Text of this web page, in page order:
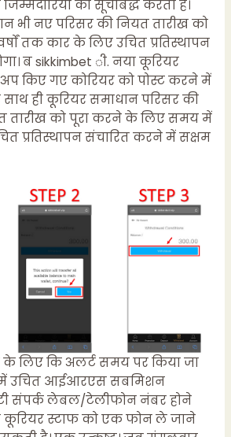
को सूचीबद्ध करता है।
भी नए परिसर की नियत तारीख को
तक कार के लिए उचित प्रतिस्थापन
बsikkimbet ी. नया कूरियर
किए गए कोरियर को पोस्ट करने में
ही कूरियर समाधान परिसर की
तारीख को पूरा करने के लिए समय में
प्रतिस्थापन संचारित करने में सक्षम
लिए कि अलर्ट समय पर किया जा
उचित आईआरएस सबमिशन
संपर्क लेबल/टेलीफोन नंबर होने
कूरियर स्टाफ को एक फोन ले जाने